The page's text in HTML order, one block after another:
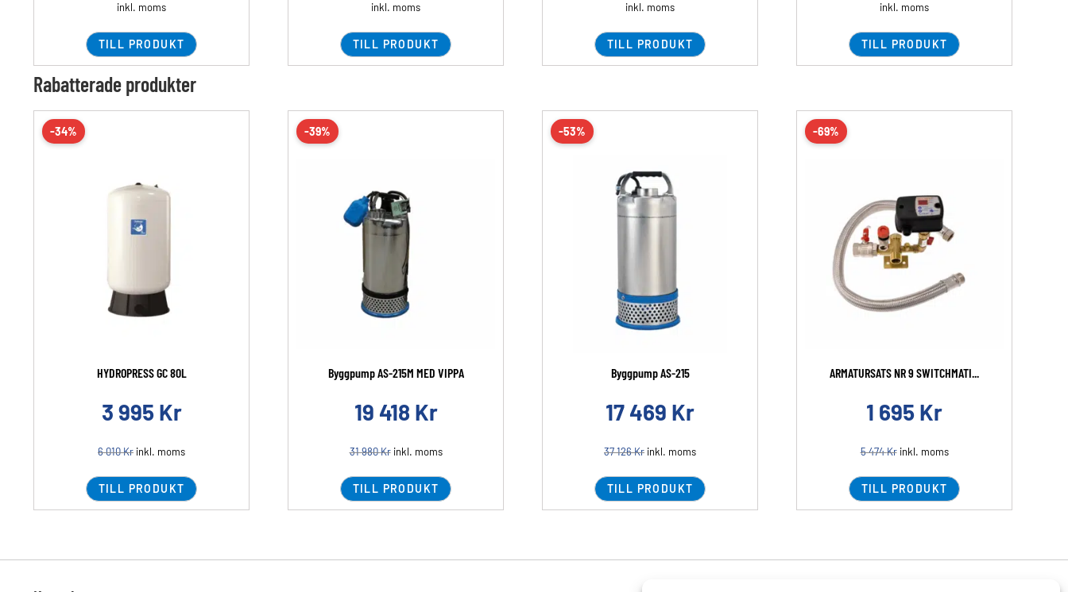
inkl. moms
TILL PRODUKT
inkl. moms
TILL PRODUKT
inkl. moms
TILL PRODUKT
inkl. moms
TILL PRODUKT
Rabatterade produkter
-34%
HYDROPRESS GC 80L
3 995 Kr
6 010Kr inkl. moms
TILL PRODUKT
-39%
Byggpump AS-215M MED VIPPA
19 418 Kr
31 980Krinkl. moms
TILL PRODUKT
-53%
Byggpump AS-215
17 469 Kr
37 126Kr inkl. moms
TILL PRODUKT
-69%
ARMATURSATS NR 9 SWITCHMATI...
1 695 Kr
5 474Krinkl. moms
TILL PRODUKT